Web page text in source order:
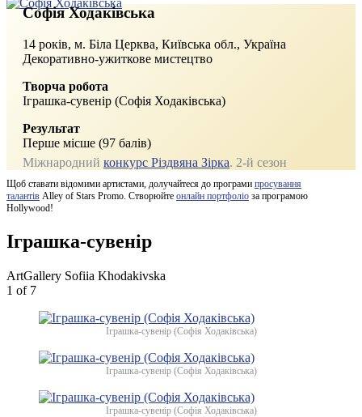
Софія Ходаківська
14 років, м. Біла Церква, Київська обл., Україна
Декоративно-ужиткове мистецтво
Творча робота
Іграшка-сувенір (Софія Ходаківська)
Результат
Перше місше (97 балів)
Міжнародний конкурс Різдвяна Зірка. 2-й сезон
Щоб ставати відомими артистами, долучайтеся до програми просування
талантів Alley of Stars Promo. Створюйте онлайн портфоліо за програмою
Hollywood!
Іграшка-сувенір
ArtGallery Sofiia Khodakivska
1 of 7
Іграшка-сувенір (Софія Ходаківська)
Іграшка-сувенір (Софія Ходаківська)
Іграшка-сувенір (Софія Ходаківська)